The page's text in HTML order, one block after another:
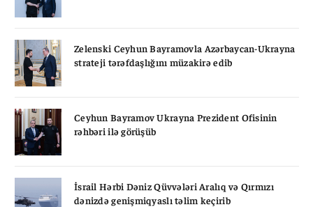
Zelenski Ceyhun Bayramovla Azərbaycan-Ukrayna
strateji tərəfdaşlığını müzakirə edib
Ceyhun Bayramov Ukrayna Prezident Ofisinin
rəhbəri ilə görüşüb
İsrail Hərbi Dəniz Qüvvələri Aralıq və Qırmızı
dənizdə genişmiqyaslı təlim keçirib